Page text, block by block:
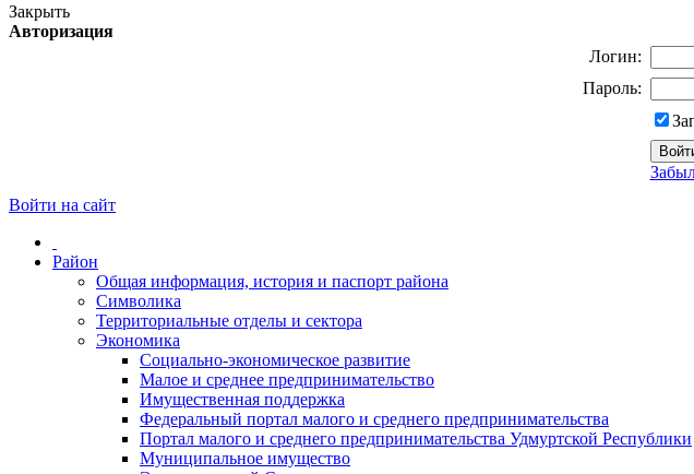
Закрыть
Авторизация
Логин:
Пароль:
Войти на сайт
Район
Общая информация, история и паспорт района
Символика
Территориальные отделы и сектора
Экономика
Социально-экономическое развитие
Малое и среднее предпринимательство
Имущественная поддержка
Федеральный портал малого и среднего предпринимательства
Портал малого и среднего предпринимательства Удмуртской Республики
Муниципальное имущество